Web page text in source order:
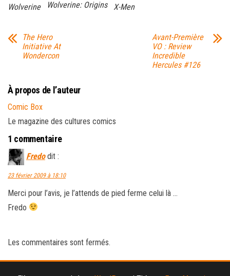
Wolverine
Wolverine: Origins X-Men
The Hero
Initiative At
Wondercon
Avant-Première
VO : Review
Incredible
Hercules #126
À propos de l’auteur
Comic Box
Le magazine des cultures comics
1 commentaire
Fredo dit :
23 février 2009 à 18:10
Merci pour l’avis, je l’attends de pied ferme celui là …
Fredo
Les commentaires sont fermés.